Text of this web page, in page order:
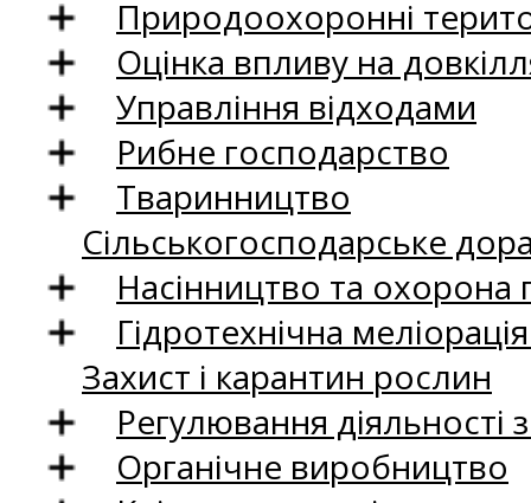
Природоохоронні
Оцінка впливу на
Управління відходами
Рибне господарство
Тваринництво
Сільськогосподарське
Насінництво та
Гідротехнічна
Захист і карантин рослин
Регулювання
Органічне виробництво